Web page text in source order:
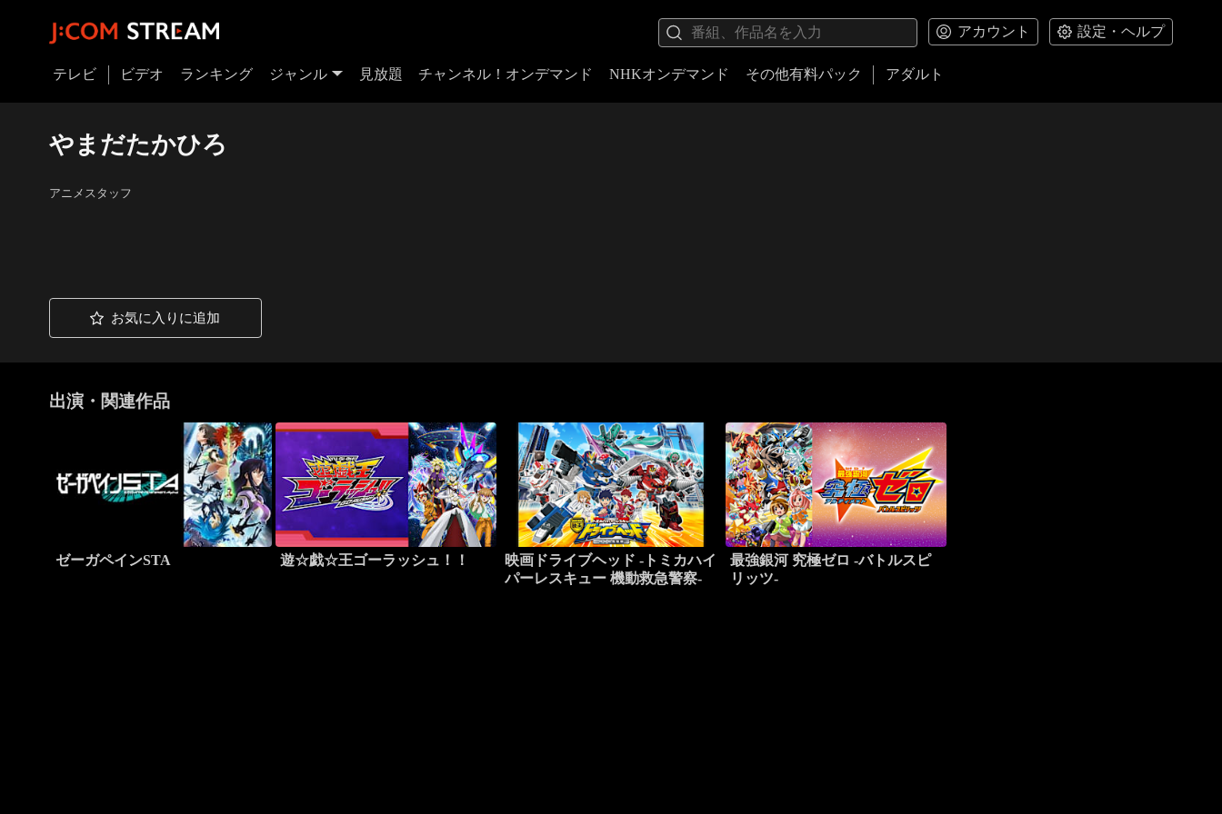
アカウント 設定・ヘルプ
テレビ ビデオ ランキング ジャンル 見放題 チャンネル！オンデマンド NHKオンデマンド その他有料パック アダルト
やまだたかひろ
アニメスタッフ
お気に入りに追加
出演・関連作品
ゼーガペインSTA 遊☆戯☆王ゴーラッシュ！！
映画ドライブヘッド -トミカハイ
パーレスキュー 機動救急警察-
最強銀河 究極ゼロ -バトルスピ
リッツ-